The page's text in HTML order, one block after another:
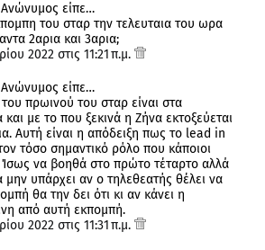
είπε…
του σταρ την τελευταια του ωρα
2αρια και 3αρια;
2022 στις 11:21 π.μ.
είπε…
πρωινού του σταρ είναι στα
με το που ξεκινά η Ζήνα εκτοξεύεται
Αυτή είναι η απόδειξη πως το lead in
τόσο σημαντικό ρόλο που κάποιοι
Ίσως να βοηθά στο πρώτο τέταρτο αλλά
μην υπάρχει αν ο τηλεθεατής θέλει να
θα την δει ότι κι αν κάνει η
από αυτή εκπομπή.
2022 στις 11:31 π.μ.